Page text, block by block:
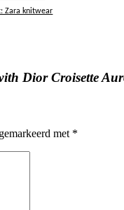
Zara knitwear
Dior Croisette
met *